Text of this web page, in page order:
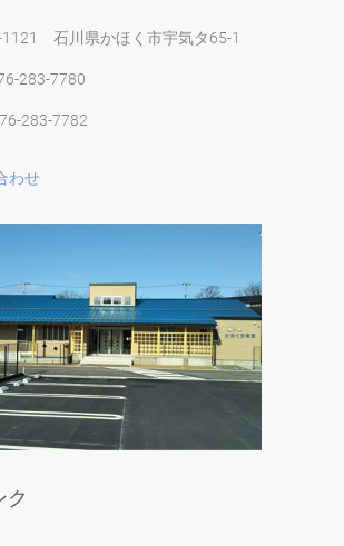
1121 石川県かほく市宇気タ65-1
283-7780
283-7782
わせ
ク